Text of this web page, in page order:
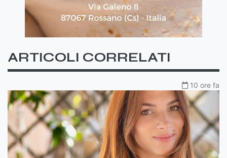
ARTICOLI CORRELATI
10 ore fa